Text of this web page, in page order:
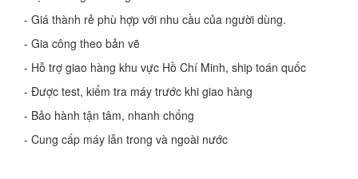
- Giá thành rẻ phù hợp với nhu cầu của người dùng.
- Gia công theo bản vẽ
- Hỗ trợ giao hàng khu vực Hồ Chí Minh, ship toán quốc
- Được test, kiểm tra máy trước khi giao hàng
- Bảo hành tận tâm, nhanh chống
- Cung cấp máy lẫn trong và ngoài nước